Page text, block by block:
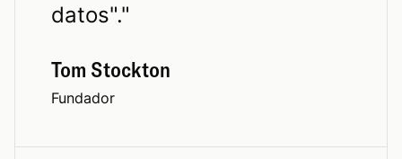
datos"."
Tom Stockton
Fundador